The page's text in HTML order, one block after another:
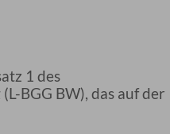
1 des
BGG BW), das auf der